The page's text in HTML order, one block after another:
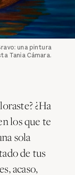
una pintura
Tania Cámara.
¿Ha
los que te
sola
de tus
acaso,